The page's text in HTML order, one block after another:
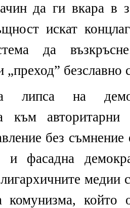
да ги вкара в
искат конц
да възкръсне
„преход” безславно
липса на
към
без съмнение
и фасадна
медии
комунизма,